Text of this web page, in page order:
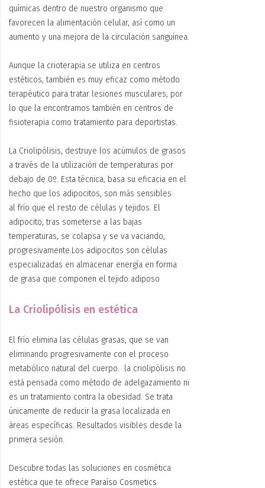
químicas dentro de nuestro organismo que
favorecen la alimentación celular, así como un
aumento y una mejora de la circulación sanguínea.
Aunque la crioterapia se utiliza en centros
estéticos, también es muy eficaz como método
terapéutico para tratar lesiones musculares, por
lo que la encontramos también en centros de
fisioterapia como tratamiento para deportistas.
La Criolipólisis, destruye los acúmulos de grasos
a través de la utilización de temperaturas por
debajo de 0º. Esta técnica, basa su eficacia en el
hecho que los adipocitos, son más sensibles
alfrío que el resto de células y tejidos. El
adipocito, tras someterse a las bajas
temperaturas, se colapsa y se va vaciando,
progresivamente.Los adipocitos son células
especializadas en almacenar energía en forma
de grasa que componen eltejido adiposo
La Criolipólisis en estética
El frío elimina las células grasas, que se van
eliminando progresivamente con el proceso
metabólico natural del cuerpo. la criolipólisis no
está pensada como método de adelgazamiento ni
es un tratamiento contra la obesidad. Se trata
únicamente de reducir la grasa localizada en
áreas específicas. Resultados visibles desde la
primera sesión.
Descubre todas las soluciones en cosmética
estética que te ofrece Paraíso Cosmetics